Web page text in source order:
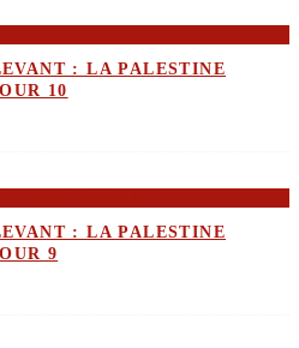
: LA PALESTINE
10
: LA PALESTINE
9